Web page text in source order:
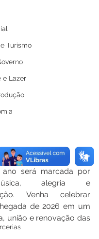
Turismo
e Lazer
será marcada por
alegria e
Venha celebrar
de 2026 em um
união e renovação das